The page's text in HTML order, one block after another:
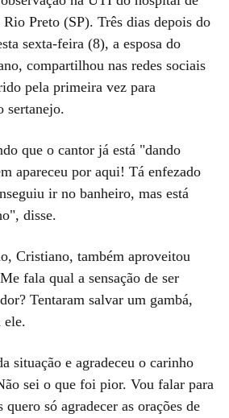
Rio Preto (SP). Três dias depois do
sexta-feira (8), a esposa do
compartilhou nas redes sociais
pela primeira vez para
sertanejo.
que o cantor já está "dando
apareceu por aqui! Tá enfezado
ir no banheiro, mas está
disse.
Cristiano, também aproveitou
fala qual a sensação de ser
Tentaram salvar um gambá,
ele.
situação e agradeceu o carinho
sei o que foi pior. Vou falar para
quero só agradecer as orações de